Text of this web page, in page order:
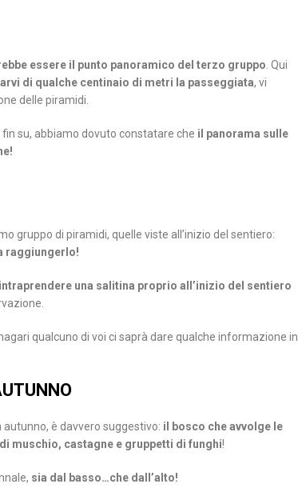
essere il punto panoramico del terzo gruppo. Qui
di qualche centinaio di metri la passeggiata, vi
delle piramidi.
su, abbiamo dovuto constatare che il panorama sulle
gruppo di piramidi, quelle viste all’inizio del sentiero:
raggiungerlo!
una salitina proprio all’inizio del sentiero
qualcuno di voi ci saprà dare qualche informazione in
è davvero suggestivo: il bosco che avvolge le
muschio, castagne e gruppetti di funghi!
sia dal basso…che dall’alto!